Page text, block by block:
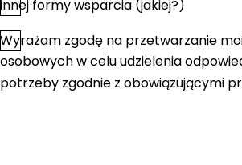
innej formy wsparcia (jakiej?)
Zgoda*
Wyrażam zgodę na przetwarzanie
osobowych w celu udzielenia
potrzeby zgodnie z obowiązującymi